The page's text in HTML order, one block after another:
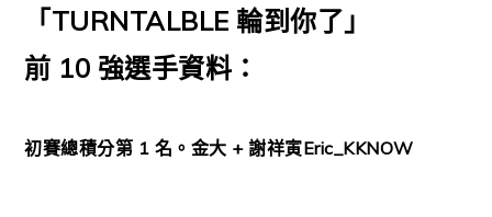
「TURNTALBLE 輪到你了」
前 10 強選手資料：
初賽總積分第 1 名。金大 + 謝祥寅Eric_KKNOW